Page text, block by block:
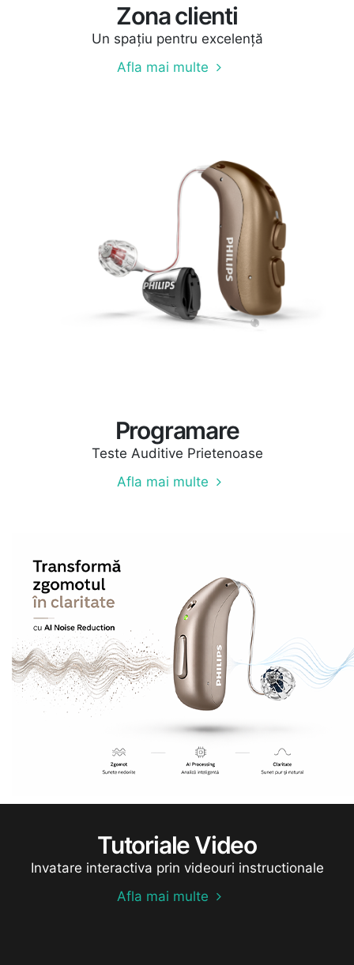
Zona clienti
Un spațiu pentru excelență
Afla mai multe
Programare
Teste Auditive Prietenoase
Afla mai multe
Tutoriale Video
Invatare interactiva prin videouri instructionale
Afla mai multe